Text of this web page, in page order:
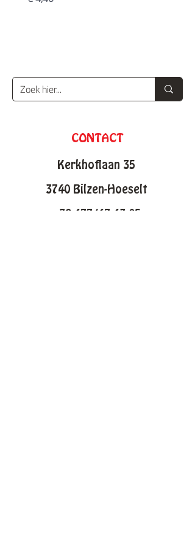
CONTACT
Kerkhoflaan 35
3740 Bilzen-Hoeselt
+32 477/47 43 05